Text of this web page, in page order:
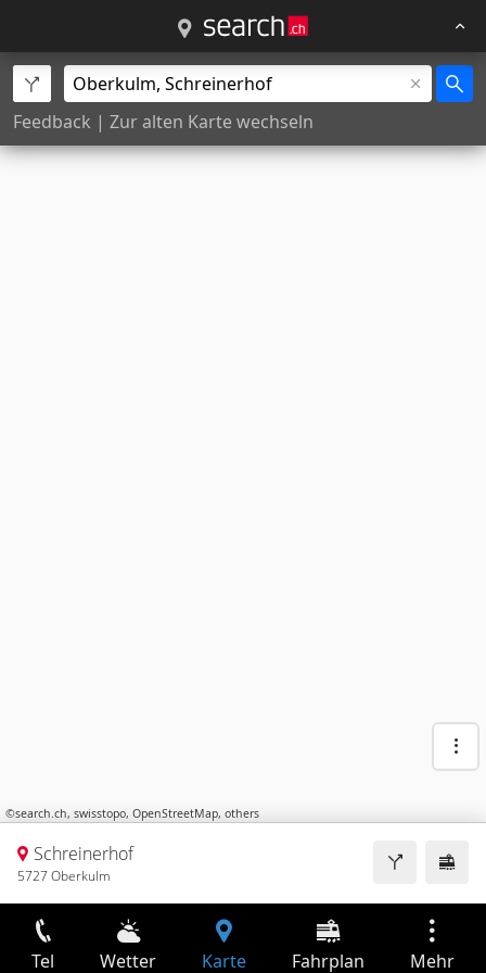
Feedback | Zur alten Karte wechseln
©search.ch, swisstopo, OpenStreetMap, others
Schreinerhof
5727 Oberkulm
Tel Wetter Karte Fahrplan Mehr